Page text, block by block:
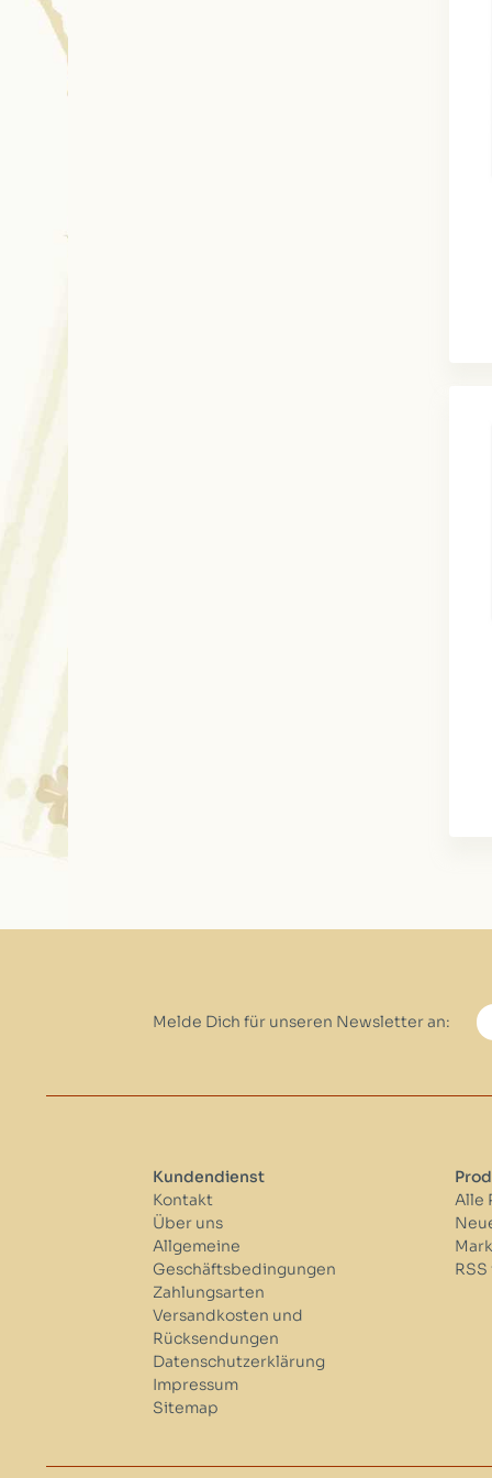
Melde Dich für unseren Newsletter an:
Kundendienst
Kontakt
Über uns
Allgemeine
Geschäftsbedingungen
Zahlungsarten
Versandkosten und
Rücksendungen
Datenschutzerklärung
Impressum
Sitemap
Alle